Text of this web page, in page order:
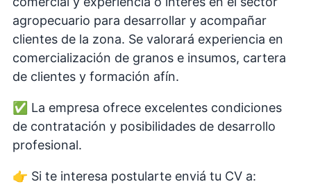
agropecuario para desarrollar y acompañar
clientes de la zona. Se valorará experiencia en
comercialización de granos e insumos, cartera
de clientes y formación afín.
✅ La empresa ofrece excelentes condiciones
de contratación y posibilidades de desarrollo
profesional.
👉 Si te interesa postularte enviá tu CV a: